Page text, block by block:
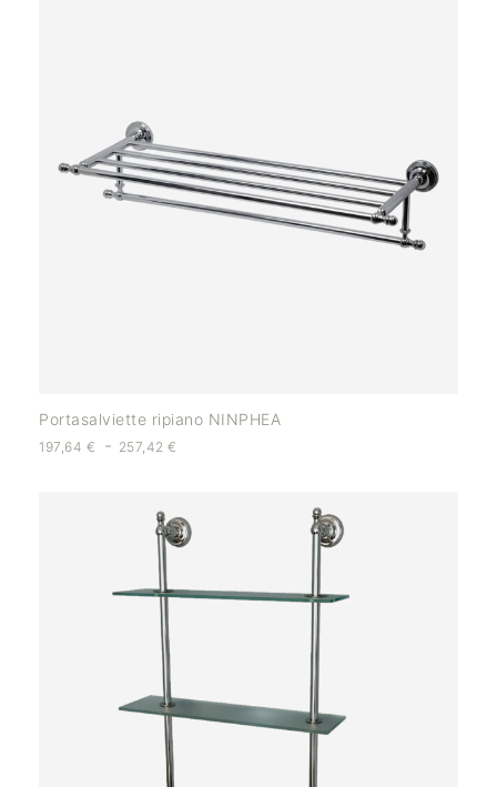
Portasalviette ripiano NINPHEA
197,64 € - 257,42€